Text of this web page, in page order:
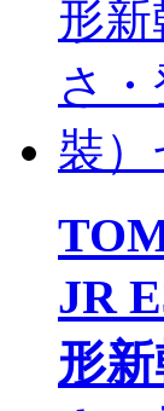
JR
形